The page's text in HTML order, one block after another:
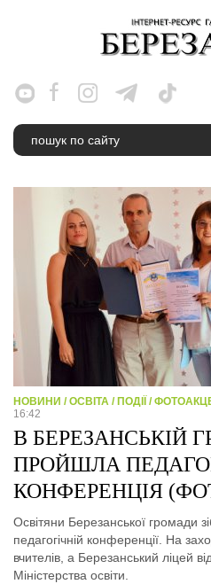
НОВИНИ / ОСВІТА / ПОДІЇ /
16:42
В БЕРЕЗАНСЬКІЙ
ПРОЙШЛА
КОНФЕРЕНЦІЯ
Освітяни Березанської громади
педагогічній конференції. На
вчителів, а Березанський ліцей
Міністерства освіти.